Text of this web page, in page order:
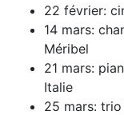
22 février:
14 mars:
Méribel
21 mars:
Italie
25 mars: